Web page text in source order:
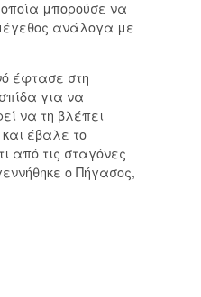
μπορούσε να
ανάλογα με
έφτασε στη
για να
να τη βλέπει
έβαλε το
από τις σταγόνες
ο Πήγασος,